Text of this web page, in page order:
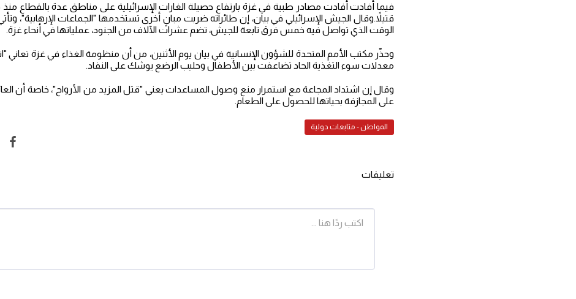
قتيلاً.وقال الجيش الإسرائيلي في بيان، إن طائراته ضربت مبانٍ أخرى تستخدمها "الجماعات الإرهابية"،
الوقت الذي تواصل فيه خمس فرق تابعة للجيش، تضم عشرات الآلاف من الجنود، عملياتها في أنحاء غزة.
وحذّر مكتب الأمم المتحدة للشؤون الإنسانية في بيان يوم الأثنين، من أن منظومة الغذاء في غزة تعاني
معدلات سوء التغذية الحاد تضاعفت بين الأطفال وحليب الرضع يوشك على النفاد.
وقال إن اشتداد المجاعة مع استمرار منع وصول المساعدات يعني "قتل المزيد من الأرواح"، خاصة أن
على المجازفة بحياتها للحصول على الطعام.
المواطن - متابعات دولية
تعليقات